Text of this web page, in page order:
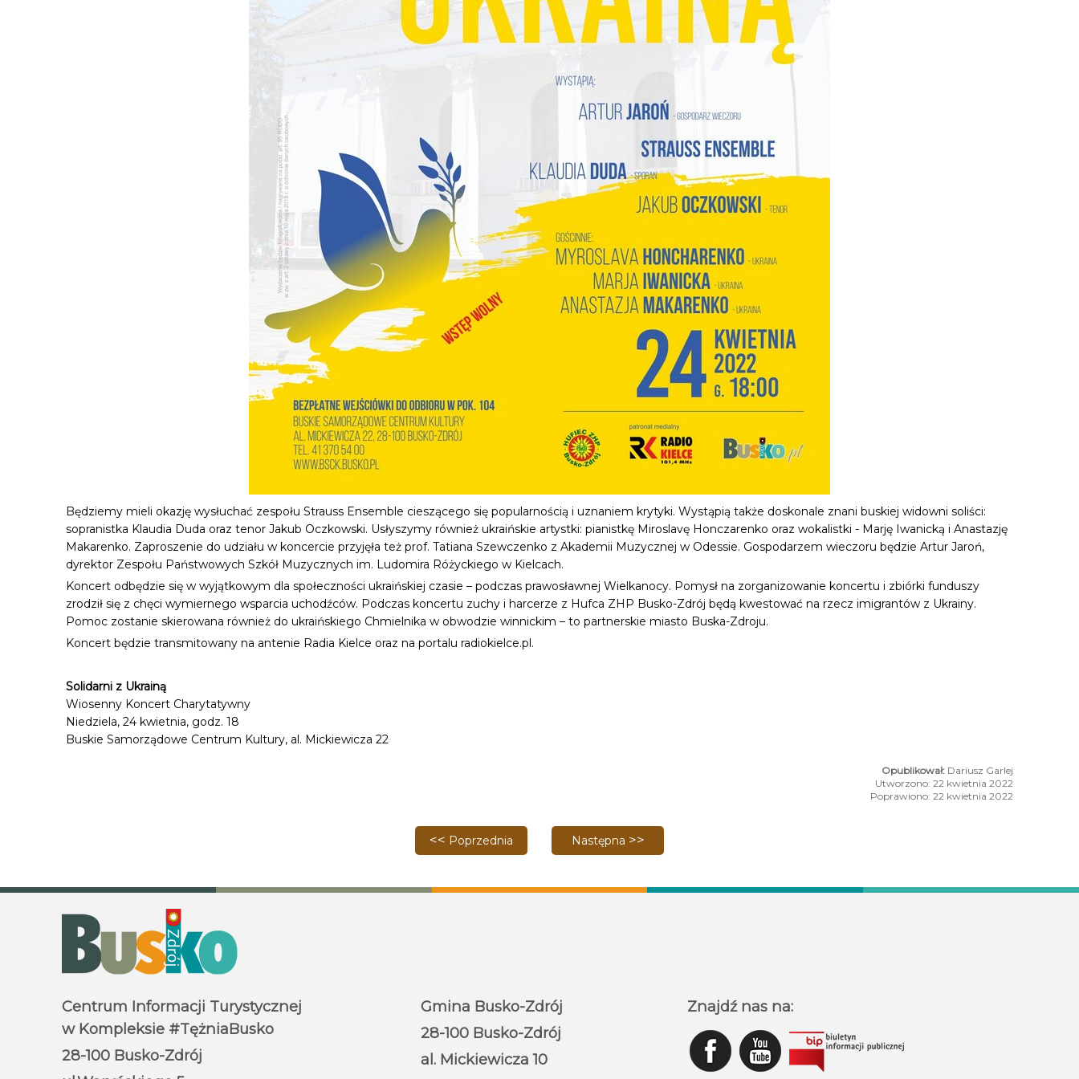
Będziemy mieli okazję wysłuchać zespołu Strauss Ensemble cieszącego się popularnością i uznaniem krytyki. Wystąpią także doskonale znani buskiej widowni soliści:
sopranistka Klaudia Duda oraz tenor Jakub Oczkowski. Usłyszymy również ukraińskie artystki: pianistkę Miroslavę Honczarenko oraz wokalistki - Marję Iwanicką i Anastazję
Makarenko. Zaproszenie do udziału w koncercie przyjęła też prof. Tatiana Szewczenko z Akademii Muzycznej w Odessie. Gospodarzem wieczoru będzie Artur Jaroń,
dyrektor Zespołu Państwowych Szkół Muzycznych im. Ludomira Różyckiego w Kielcach.
Koncert odbędzie się w wyjątkowym dla społeczności ukraińskiej czasie – podczas prawosławnej Wielkanocy. Pomysł na zorganizowanie koncertu i zbiórki funduszy
zrodził się z chęci wymiernego wsparcia uchodźców. Podczas koncertu zuchy i harcerze z Hufca ZHP Busko-Zdrój będą kwestować na rzecz imigrantów z Ukrainy.
Pomoc zostanie skierowana również do ukraińskiego Chmielnika w obwodzie winnickim – to partnerskie miasto Buska-Zdroju.
Koncert będzie transmitowany na antenie Radia Kielce oraz na portalu radiokielce.pl.
Solidarni z Ukrainą
Wiosenny Koncert Charytatywny
Niedziela, 24 kwietnia, godz. 18
Buskie Samorządowe Centrum Kultury, al. Mickiewicza 22
Dariusz Garlej
Utworzono: 22 kwietnia 2022
Poprawiono: 22 kwietnia 2022
Poprzednia strona: "Piosenki o miłości" w Kinie Zdrój
Poprzednia Następna strona: Busko na weekend! 22 – 24 kwietnia
Następna
Centrum Informacji Turystycznej
w Kompleksie #TężniaBusko
28-100 Busko-Zdrój
Gmina Busko-Zdrój
28-100 Busko-Zdrój
al. Mickiewicza 10
Znajdź nas na: